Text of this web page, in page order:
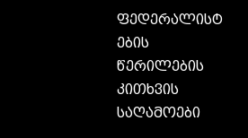
ფედერალისტ
ების
წერილების
კითხვის
საღამოები